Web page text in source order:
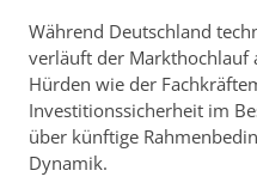
Während Deutschland
verläuft der Markthochlauf
Hürden wie der
Investitionssicherheit im
über künftige
Dynamik.